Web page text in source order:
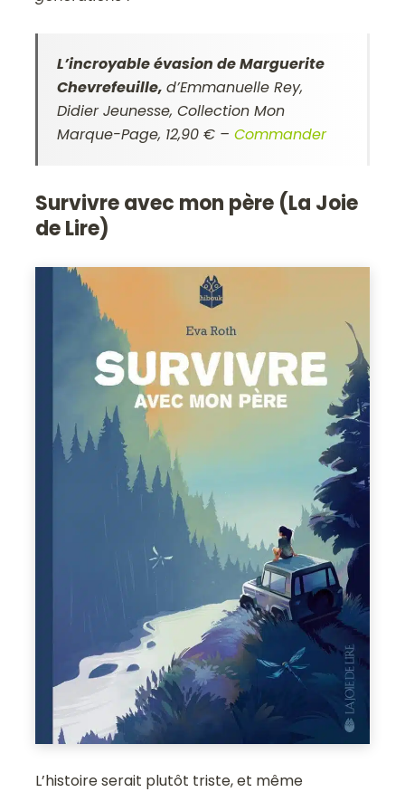
L’incroyable évasion de Marguerite
Chevrefeuille,d’Emmanuelle Rey,
Didier Jeunesse, Collection Mon
Marque-Page, 12,90 € –Commander
Survivre avec mon père (La Joie
de Lire)
L’histoire serait plutôt triste, et même